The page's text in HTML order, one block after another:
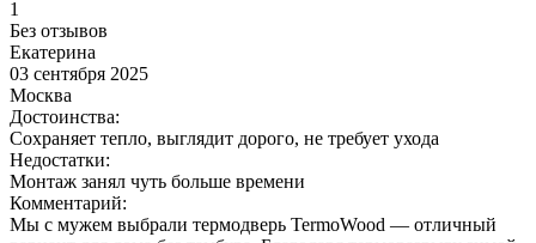
1
Без отзывов
Екатерина
03 сентября 2025
Москва
Достоинства:
Сохраняет тепло, выглядит дорого, не требует ухода
Недостатки:
Монтаж занял чуть больше времени
Комментарий:
Мы с мужем выбрали термодверь TermoWood — отличный